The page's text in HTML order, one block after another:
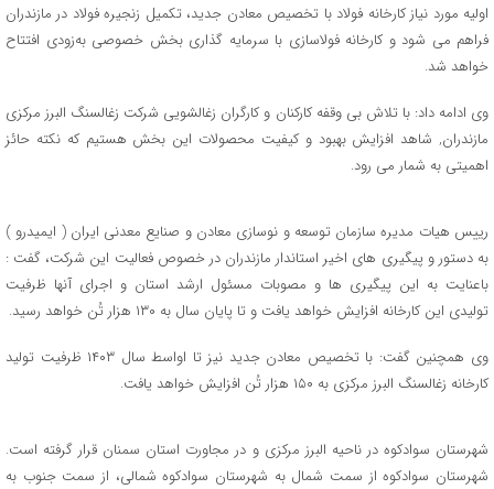
اولیه مورد نیاز کارخانه فولاد با تخصیص معادن جدید، تکمیل زنجیره فولاد در مازندران
فراهم می شود و کارخانه فولاسازی با سرمایه گذاری بخش خصوصی به‌زودی افتتاح
خواهد شد.
وی ادامه داد:‌ با تلاش بی وقفه کارکنان و کارگران زغالشویی شرکت زغالسنگ البرز مرکزی
مازندران, شاهد افزایش بهبود و کیفیت محصولات این بخش هستیم که نکته حائز
اهمیتی به شمار می رود.
رییس هیات مدیره سازمان توسعه و نوسازی معادن و صنایع معدنی ایران ( ایمیدرو )
به دستور و پیگیری های اخیر استاندار مازندران در خصوص فعالیت این شرکت، گفت :‌
باعنایت به این پیگیری ها و مصوبات مسئول ارشد استان و اجرای آنها ظرفیت
تولیدی این کارخانه افزایش خواهد یافت و تا پایان سال به ۱۳۰ هزار تُن خواهد رسید.
وی همچنین گفت: با تخصیص معادن جدید نیز تا اواسط سال ۱۴۰۳ ظرفیت تولید
کارخانه زغالسنگ البرز مرکزی به ۱۵۰ هزار تُن افزایش خواهد یافت.
شهرستان سوادکوه در ناحیه البرز مرکزی و در مجاورت استان سمنان قرار گرفته ‌است.
شهرستان سوادکوه از سمت شمال به شهرستان سوادکوه شمالی، از سمت جنوب به